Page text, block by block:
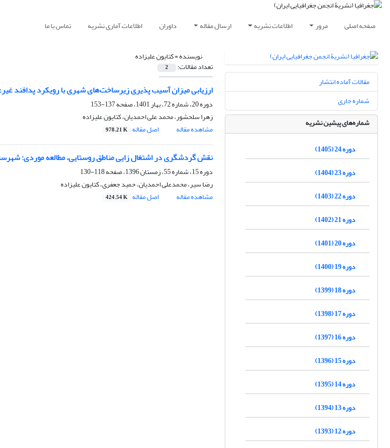
صفحه اصلی مرور اطلاعات نشریه ارسال مقاله داوران اطلاعات آماری نشریه تماس با ما
نویسنده =کتایون علیزاده
تعداد مقالات: 2
ارزیابی میزان آسیب پذیری زیرساخت‌های شهری با رویکرد پدافند
دوره 20، شماره 72، بهار 1401، صفحه
137-153
زهرا سلحشور، محمد علی احمدیان، کتایون علیزاده
مشاهده مقاله
اصل مقاله 978.21 K
نقش گردشگری در اشتغال زایی مناطق روستایی، مطالعه موردی:
دوره 15، شماره 55، زمستان 1396، صفحه
118-130
رضا سیر، محمدعلی احمدیان، حمید جعفری، کتایون علیزاده
مشاهده مقاله
اصل مقاله 424.54 K
مقالات آماده انتشار
شماره جاری
شماره‌های پیشین نشریه
دوره 24 (1405)
دوره 23 (1404)
دوره 22 (1403)
دوره 21 (1402)
دوره 20 (1401)
دوره 19 (1400)
دوره 18 (1399)
دوره 17 (1398)
دوره 16 (1397)
دوره 15 (1396)
دوره 14 (1395)
دوره 13 (1394)
دوره 12 (1393)